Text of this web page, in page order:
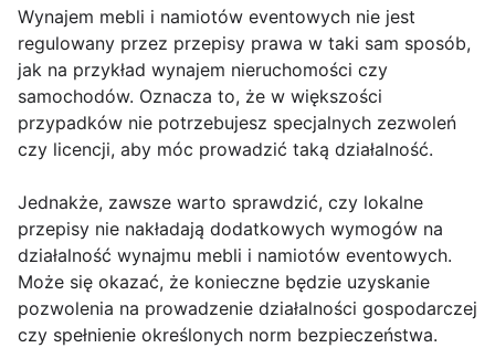
Wynajem mebli i namiotów eventowych nie jest
regulowany przez przepisy prawa w taki sam sposób,
jak na przykład wynajem nieruchomości czy
samochodów. Oznacza to, że w większości
przypadków nie potrzebujesz specjalnych zezwoleń
czy licencji, aby móc prowadzić taką działalność.
Jednakże, zawsze warto sprawdzić, czy lokalne
przepisy nie nakładają dodatkowych wymogów na
działalność wynajmu mebli i namiotów eventowych.
Może się okazać, że konieczne będzie uzyskanie
pozwolenia na prowadzenie działalności gospodarczej
czy spełnienie określonych norm bezpieczeństwa.